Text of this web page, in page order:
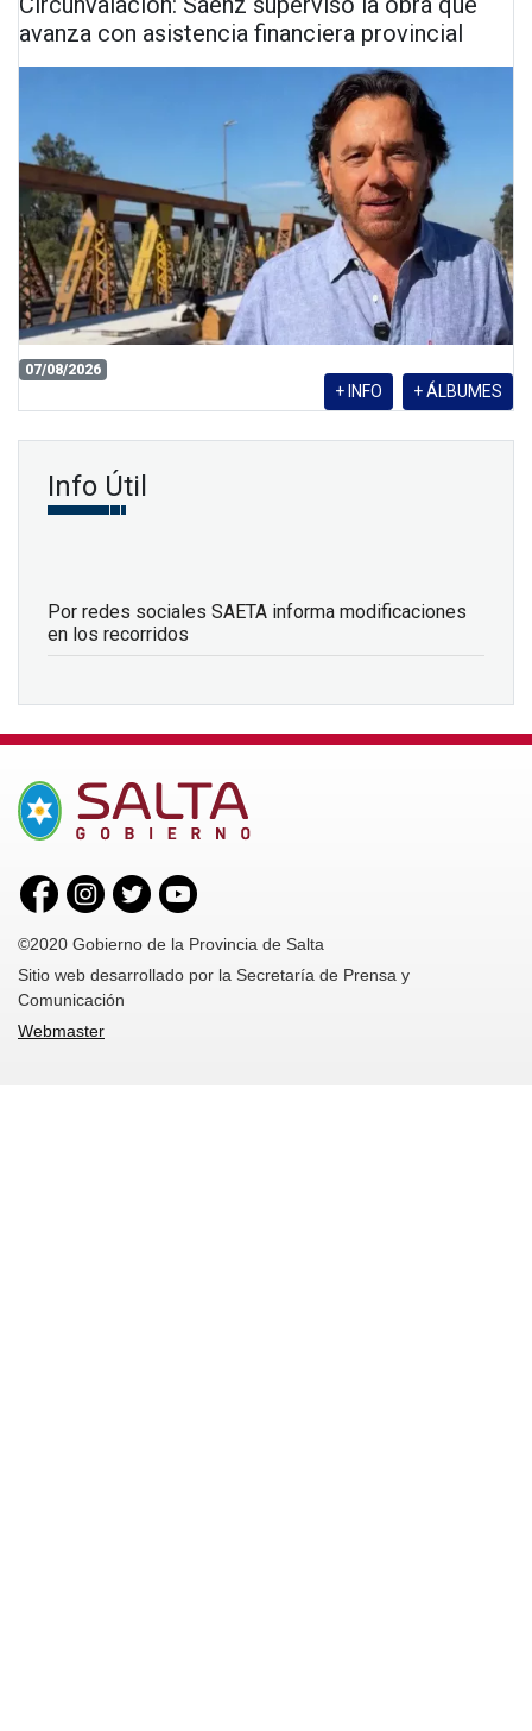
avanza con asistencia financiera provincial
07/08/2026
+ ÁLBUMES
+ INFO
Info Útil
Por redes sociales SAETA informa modificaciones
en los recorridos
©2020 Gobierno de la Provincia de Salta
Sitio web desarrollado por la Secretaría de Prensa y
Comunicación
Webmaster